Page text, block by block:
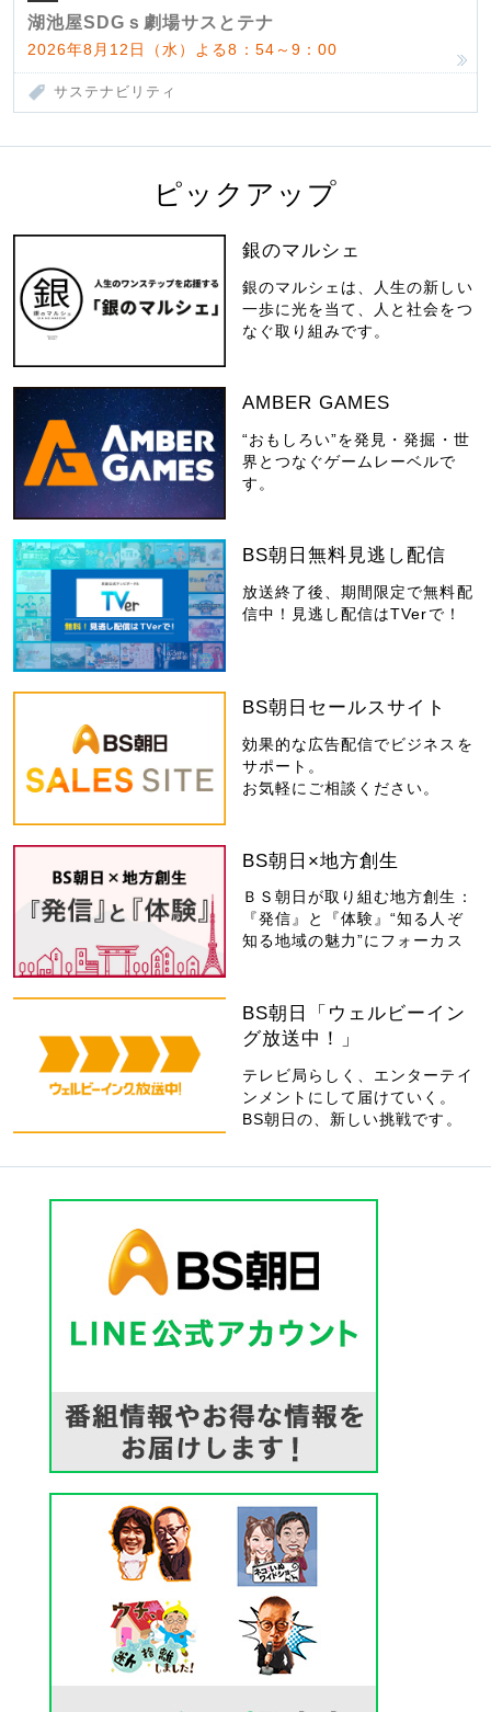
湖池屋SDGｓ劇場サスとテナ
2026年8月12日（水）よる8：54～9：00
サステナビリティ
ピックアップ
銀のマルシェ
銀のマルシェは、人生の新しい
一歩に光を当て、人と社会をつ
なぐ取り組みです。
AMBER GAMES
“おもしろい”を発見・発掘・世
界とつなぐゲームレーベルで
す。
BS朝日無料見逃し配信
放送終了後、期間限定で無料配
信中！見逃し配信はTVerで！
BS朝日セールスサイト
効果的な広告配信でビジネスを
サポート。
お気軽にご相談ください。
BS朝日×地方創生
ＢＳ朝日が取り組む地方創生：
『発信』と『体験』“知る人ぞ
知る地域の魅力”にフォーカス
BS朝日「ウェルビーイン
グ放送中！」
テレビ局らしく、エンターテイ
ンメントにして届けていく。
BS朝日の、新しい挑戦です。